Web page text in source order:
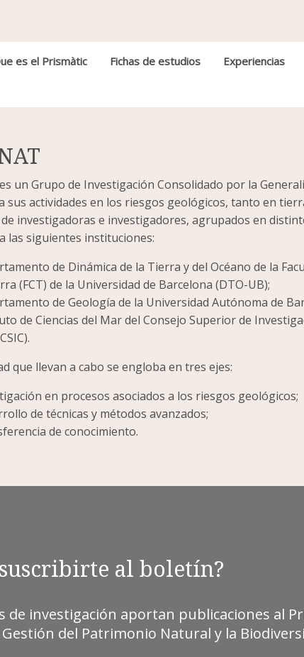
principal
es el Prismàtic Fichas de estudios Experiencias
un Grupo de Investigación Consolidado por la
sus actividades en los riesgos geológicos, tanto en
investigadoras e investigadores, agrupados en
las siguientes instituciones:
de Dinámica de la Tierra y del Océano de la
(FCT) de la Universidad de Barcelona (DTO-UB);
de Geología de la Universidad Autónoma de
de Ciencias del Mar del Consejo Superior de
que llevan a cabo se engloba en tres ejes:
en procesos asociados a los riesgos geológicos;
de técnicas y métodos avanzados;
de conocimiento.
al boletín?
investigación aportan publicaciones al
del Patrimonio Natural y la